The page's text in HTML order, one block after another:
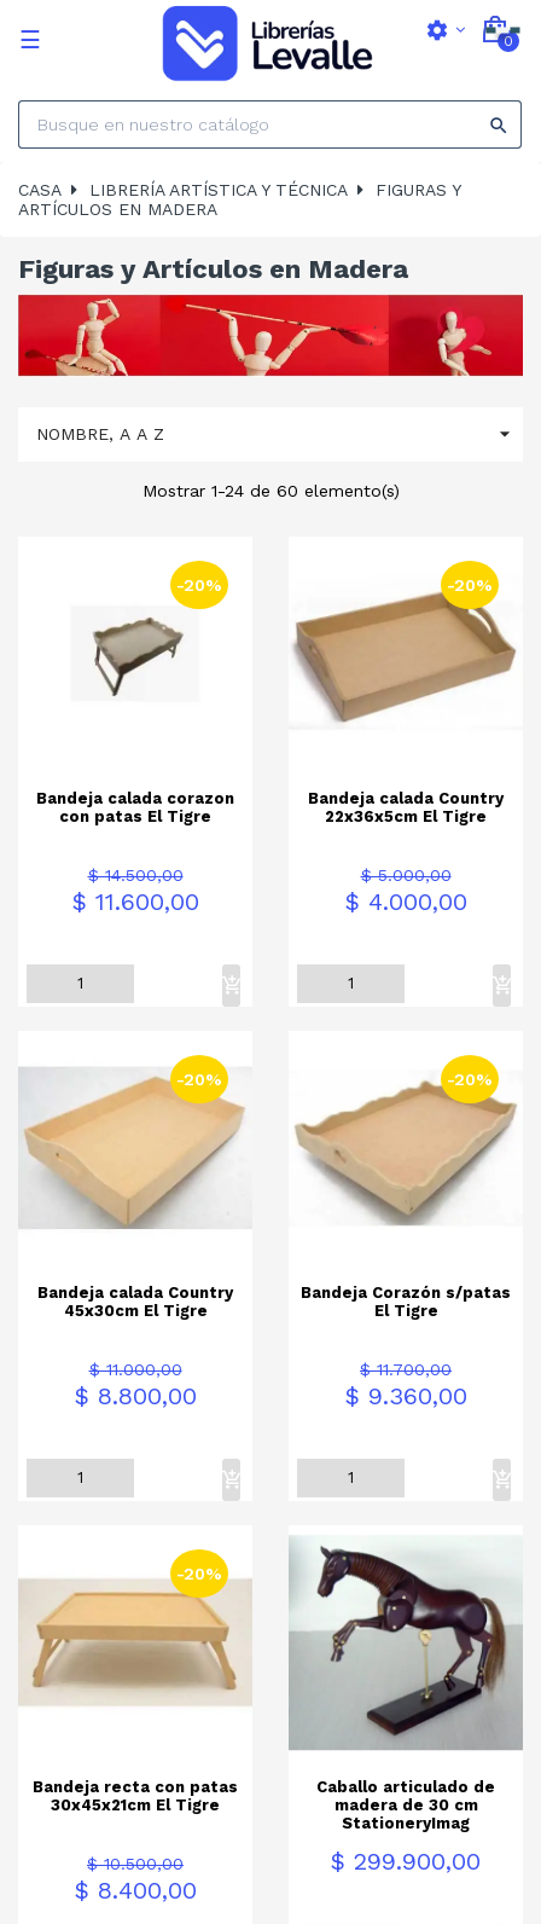

settings 0
Navegación
☰
CASA LIBRERÍA ARTÍSTICA Y TÉCNICA
FIGURAS Y
ARTÍCULOS EN MADERA
Figuras y Artículos en Madera
NOMBRE, A A Z 
Mostrar 1-24 de 60 elemento(s)
-20%
Bandeja calada corazon
con patas El Tigre
Precio
base
$ 14.500,00Precio
$ 11.600,00
-20%
Bandeja calada Country
22x36x5cm El Tigre
Precio
base
$ 5.000,00Precio
$ 4.000,00
-20%
Bandeja calada Country
45x30cm El Tigre
Precio
base
$ 11.000,00Precio
$ 8.800,00
-20%
Bandeja Corazón s/patas
El Tigre
Precio
base
$ 11.700,00Precio
$ 9.360,00
-20%
Bandeja recta con patas
30x45x21cm El Tigre
Precio
base
$ 10.500,00Precio
$ 8.400,00
Caballo articulado de
madera de 30 cm
StationeryImag
Precio$ 299.900,00